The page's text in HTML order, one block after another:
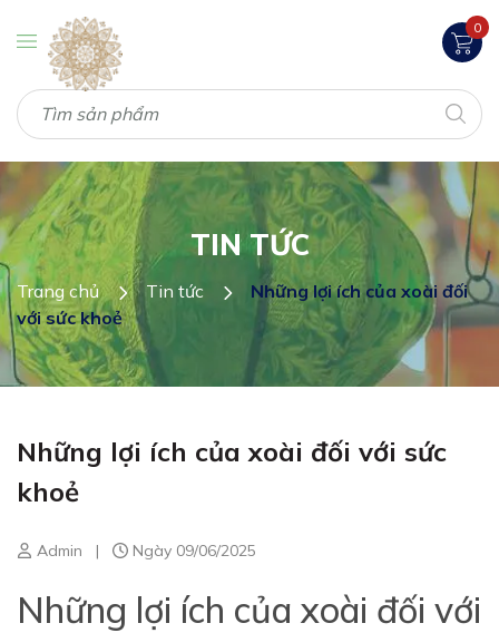
0
TIN TỨC
Trang chủ Tin tức
Những lợi ích của xoài đối
với sức khoẻ
Những lợi ích của xoài đối với sức
khoẻ
Admin | Ngày 09/06/2025
Những lợi ích của xoài đối với